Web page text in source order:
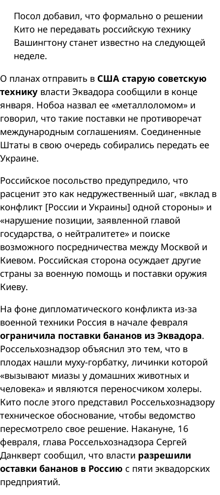
Посол добавил, что формально о решении
Кито не передавать российскую технику
Вашингтону станет известно на следующей
неделе.
О планах отправить в США старую советскую
технику власти Эквадора сообщили в конце
января. Нобоа назвал ее «металлоломом» и
говорил, что такие поставки не противоречат
международным соглашениям. Соединенные
Штаты в свою очередь собирались передать ее
Украине.
Российское посольство предупредило, что
расценит это как недружественный шаг, «вклад в
конфликт [России и Украины] одной стороны» и
«нарушение позиции, заявленной главой
государства, о нейтралитете» и поиске
возможного посредничества между Москвой и
Киевом. Российская сторона осуждает другие
страны за военную помощь и поставки оружия
Киеву.
На фоне дипломатического конфликта из-за
военной техники Россия в начале февраля
ограничила поставки бананов из Эквадора.
Россельхознадзор объяснил это тем, что в
плодах нашли муху-горбатку, личинки которой
«вызывают миазы у домашних животных и
человека» и являются переносчиком холеры.
Кито после этого представил Россельхознадзору
техническое обоснование, чтобы ведомство
пересмотрело свое решение. Накануне, 16
февраля, глава Россельхознадзора Сергей
Данкверт сообщил, что власти разрешили
оставки бананов в Россию с пяти эквадорских
предприятий.